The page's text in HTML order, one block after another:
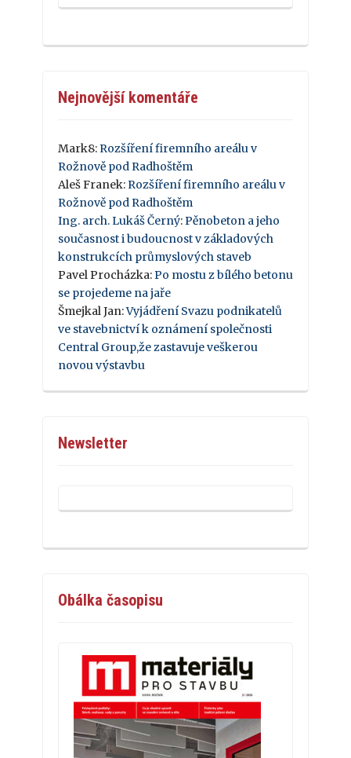
Nejnovější komentáře
Mark8:Rozšíření firemního areálu v
Rožnově pod Radhoštěm
Aleš Franek:Rozšíření firemního areálu v
Rožnově pod Radhoštěm
Ing. arch. Lukáš Černý:Pěnobeton a jeho
současnost i budoucnost v základových
konstrukcích průmyslových staveb
Pavel Procházka:Po mostu z bílého betonu
se projedeme na jaře
Šmejkal Jan:Vyjádření Svazu podnikatelů
ve stavebnictví k oznámení společnosti
Central Group,že zastavuje veškerou
novou výstavbu
Newsletter
Obálka časopisu